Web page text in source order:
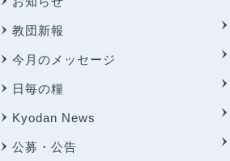
教団新報
今月のメッセージ
日毎の糧
Kyodan News
公募・公告